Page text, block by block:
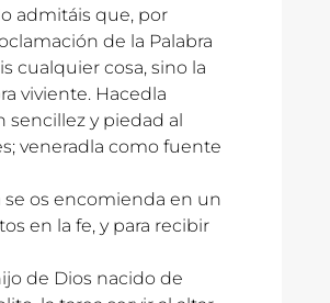
admitáis que, por
de la Palabra
cualquier cosa, sino la
viviente. Hacedla
y piedad al
veneradla como fuente
se os encomienda en un
en la fe, y para recibir
de Dios nacido de